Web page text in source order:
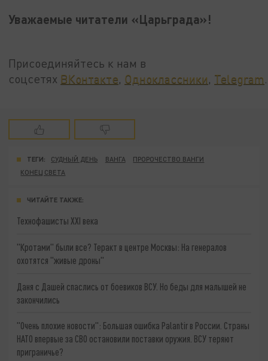
Уважаемые читатели «Царьграда»!
Присоединяйтесь к нам в
соцсетях ВКонтакте, Одноклассники, Telegram
ТЕГИ: СУДНЫЙ ДЕНЬ ВАНГА
ПРОРОЧЕСТВО ВАНГИ
КОНЕЦ СВЕТА
ЧИТАЙТЕ ТАКЖЕ:
Технофашисты XXI века
"Кротами" были все? Теракт в центре Москвы: На генералов
охотятся "живые дроны"
Даня с Дашей спаслись от боевиков ВСУ. Но беды для малышей не
закончились
"Очень плохие новости": Большая ошибка Palantir в России. Страны
НАТО впервые за СВО остановили поставки оружия. ВСУ теряют
приграничье?